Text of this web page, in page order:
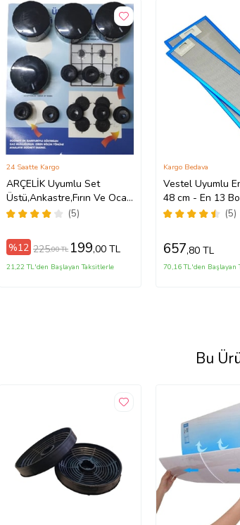
ARÇELİK Uyumlu Set
Üstü,Ankastre,Fırın Ve Ocak
Düğme Takımı (Siyah)
(5)
24 Saatte Kargo
%12 225,00 TL 199,00 TL
21,22 TL'den Başlayan Taksitlerle
Vestel Uyumlu
48 cm - En 13
Aspiratör Filtresi(5)
Kargo Bedava
657,80 TL
70,16 TL'den Başlayan
Bu